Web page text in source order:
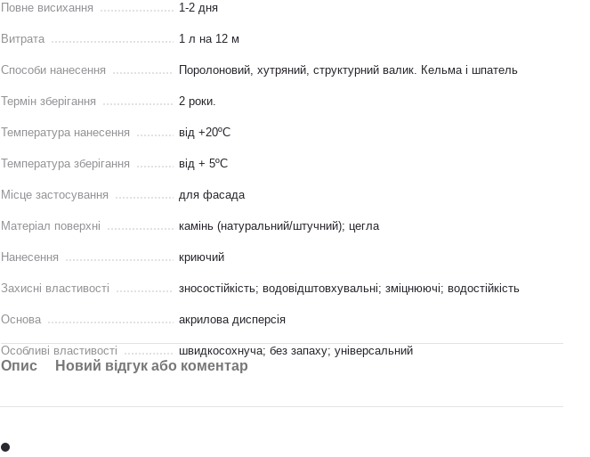
Повне висихання 1-2 дня
Витрата 1 л на 12 м
Способи нанесення Поролоновий, хутряний, структурний валик. Кельма і шпатель
Термін зберігання 2 роки.
Температура нанесення від +20ºС
Температура зберігання від + 5ºС
Місце застосування для фасада
Матеріал поверхні камінь (натуральний/штучний); цегла
Нанесення криючий
Захисні властивості зносостійкість; водовідштовхувальні; зміцнюючі; водостійкість
Основа акрилова дисперсія
Особливі властивості швидкосохнуча; без запаху; універсальний
Опис Новий відгук або коментар